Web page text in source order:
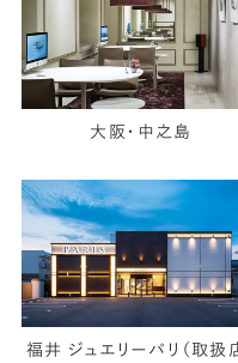
大阪・中之島
福井 ジュエリーパリ（取扱